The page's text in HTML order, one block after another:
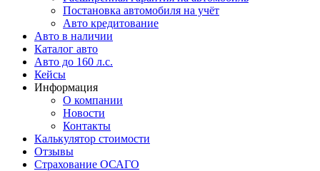
Постановка автомобиля на учёт
Авто кредитование
Авто в наличии
Каталог авто
Авто до 160 л.с.
Кейсы
Информация
О компании
Новости
Контакты
Калькулятор стоимости
Отзывы
Страхование ОСАГО